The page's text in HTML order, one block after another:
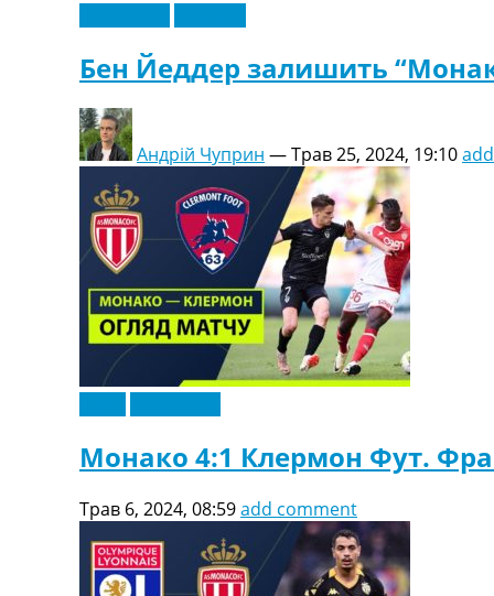
Бен Йеддер залишить
Андрій Чуприн —Трав 25, 2024, 19:10
Монако 4:1 Клермон Фут.
Трав 6, 2024, 08:59add comment